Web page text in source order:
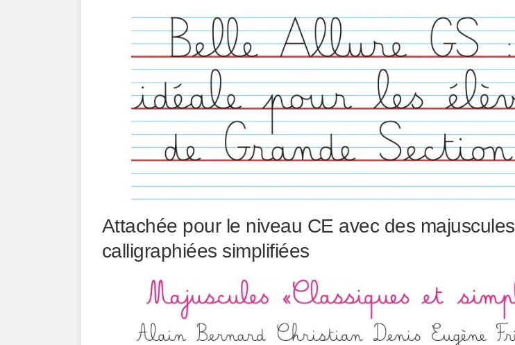
Attachée pour le niveau CE avec des majuscules
calligraphiées simplifiées